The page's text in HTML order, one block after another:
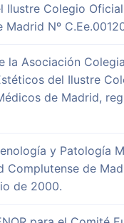
Ilustre Colegio
Madrid Nº
la Asociación
del Ilustre
de Madrid,
y Patología
Complutense de
de 2000.